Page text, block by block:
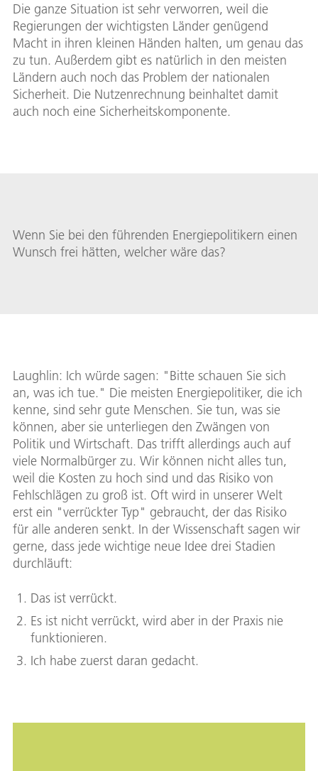
Die ganze Situation ist sehr verworren, weil die
Regierungen der wichtigsten Länder genügend
Macht in ihren kleinen Händen halten, um genau das
zu tun. Außerdem gibt es natürlich in den meisten
Ländern auch noch das Problem der nationalen
Sicherheit. Die Nutzenrechnung beinhaltet damit
auch noch eine Sicherheitskomponente.
Wenn Sie bei den führenden Energiepolitikern einen
Wunsch frei hätten, welcher wäre das?
Laughlin: Ich würde sagen: "Bitte schauen Sie sich
an, was ich tue." Die meisten Energiepolitiker, die ich
kenne, sind sehr gute Menschen. Sie tun, was sie
können, aber sie unterliegen den Zwängen von
Politik und Wirtschaft. Das trifft allerdings auch auf
viele Normalbürger zu. Wir können nicht alles tun,
weil die Kosten zu hoch sind und das Risiko von
Fehlschlägen zu groß ist. Oft wird in unserer Welt
erst ein "verrückter Typ" gebraucht, der das Risiko
für alle anderen senkt. In der Wissenschaft sagen wir
gerne, dass jede wichtige neue Idee drei Stadien
durchläuft:
Das ist verrückt.
Es ist nicht verrückt, wird aber in der Praxis nie
funktionieren.
Ich habe zuerst daran gedacht.